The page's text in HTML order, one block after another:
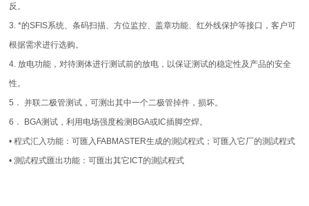
反。
3. *的SFIS系统、条码扫描、方位监控、盖章功能、红外线保护等接口，客户可
根据需求进行选购。
4. 放电功能，对待测体进行测试前的放电，以保证测试的稳定性及产品的安全
性。
5． 并联二极管测试，可测出其中一个二极管掉件，损坏。
6． BGA测试，利用电场强度检测BGA或IC插脚空焊。
• 程式汇入功能：可匯入FABMASTER生成的測試程式；可匯入它厂的測試程式
• 測試程式匯出功能：可匯出其它ICT的測試程式